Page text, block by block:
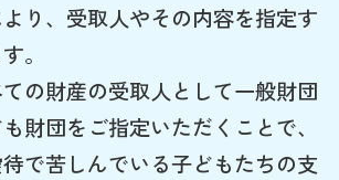
り、受取人やその内容を指定す
。
の財産の受取人として一般財団
財団をご指定いただくことで、
で苦しんでいる子どもたちの支